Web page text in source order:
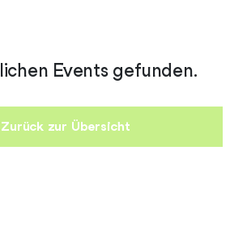
Events gefunden.
Zurück zur Übersicht